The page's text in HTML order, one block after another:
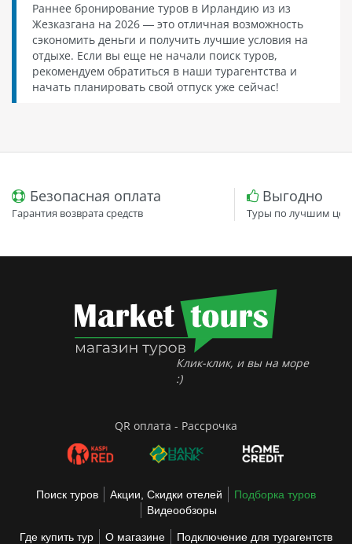
Раннее бронирование туров в Ирландию из из
Жезказгана на 2026 — это отличная возможность
сэкономить деньги и получить лучшие условия на
отдыхе. Если вы еще не начали поиск туров,
рекомендуем обратиться в наши турагентства и
начать планировать свой отпуск уже сейчас!
Безопасная оплата
Гарантия возврата средств
Выгодно
Туры по лучшим
Клик-клик, и вы на море
:)
QR оплата - Рассрочка
Поиск туров Акции, Скидки отелей
Подборка туров
Видеообзоры
Где купить тур О магазине Подключение для турагентств